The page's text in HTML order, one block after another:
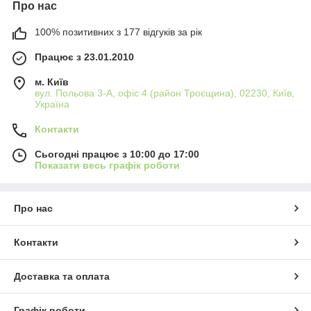
Про нас
100% позитивних з 177 відгуків за рік
Працює з 23.01.2010
м. Київ
вул. Польова 3-А, офіс 4 (район Троєщина), 02230, Київ,
Україна
Контакти
Сьогодні працює з 10:00 до 17:00
Показати весь графік роботи
Про нас
Контакти
Доставка та оплата